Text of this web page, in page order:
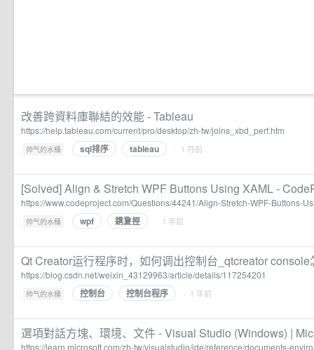
改善跨資料庫聯結的效能 - Tableau
https://help.tableau.com/current/pro/desktop/zh-tw/joins_xbd_perf.htm
帅气的水桶 · sql排序 tableau · 1 月前
[Solved] Align & Stretch WPF Buttons Using XAML -
https://www.codeproject.com/Questions/44241/Align-Stretch-WPF-Buttons-
帅气的水桶 · wpf 鎸夐挳 · 1 年前
Qt Creator运行程序时，如何调出控制台_qtcreator console
https://blog.csdn.net/weixin_43129963/article/details/117254201
帅气的水桶 · 控制台 控制台程序 · 1 年前
選項對話方塊、環境、文件 - Visual Studio (Windows) |
https://learn.microsoft.com/zh-tw/visualstudio/ide/reference/documents-